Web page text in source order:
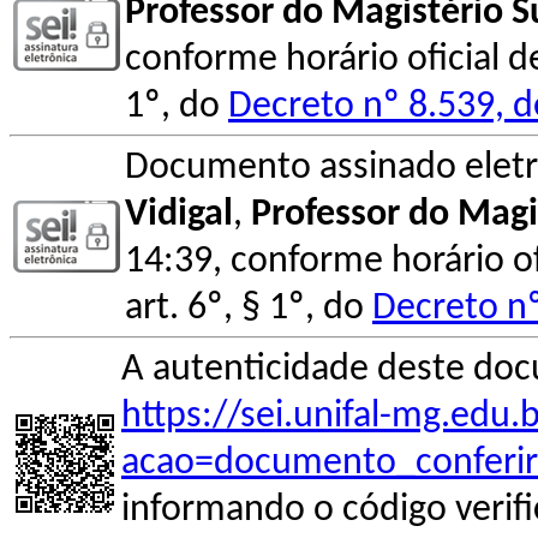
Professor do Magistério
conforme horário oficial
1º, do Decreto nº 8.539,
Documento assinado
Vidigal, Professor do
14:39, conforme horário
art. 6º, § 1º, do Decreto
A autenticidade deste
https://sei.unifal-
informando o código